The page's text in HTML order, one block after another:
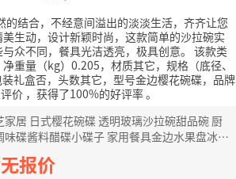
的结合，不经意间溢出的淡淡生活，齐齐让您
生动，设计新颖时尚，这款简单的沙拉碗实
众不同，餐具光洁透亮，极具创意。 该款类
重量（kg）0.205，材质其它，规格（底径、
礼盒否，头数其它，型号金边樱花碗碟，品牌
价 ，获得了100%的好评率。
家居 日式樱花碗碟 透明玻璃沙拉碗甜品碗 厨
味碟酱料醋碟小碟子 家用餐具金边水果盘冰激
金边樱花碗
报价